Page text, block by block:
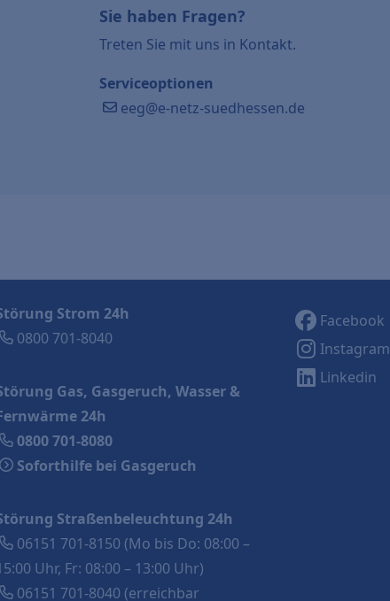
Sie haben Fragen?
Treten Sie mit uns in Kontakt.
Serviceoptionen
eeg@e-netz-suedhessen.de
Strom 24h
0800 701-8040
Gas, Gasgeruch, Wasser &
24h
0800 701-8080
Soforthilfe bei Gasgeruch
Straßenbeleuchtung 24h
06151 701-8150 (Mo bis Do: 08:00 –
Uhr, Fr: 08:00 – 13:00 Uhr)
06151 701-8040 (erreichbar
Facebook
Instagram
Linkedin